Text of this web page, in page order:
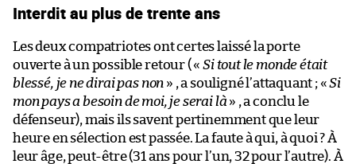
Interdit au plus de trente ans
Les deux compatriotes ont certes laissé la porte
ouverte à un possible retour ( «Si tout le monde était
blessé, je ne dirai pas non » , a souligné l’attaquant ; «Si
mon pays a besoin de moi, je serai là » , a conclu le
défenseur), mais ils savent pertinemment que leur
heure en sélection est passée. La faute à qui, à quoi ? À
leur âge, peut-être (31 ans pour l’un, 32 pour l’autre). À